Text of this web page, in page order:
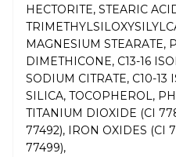
HECTORITE, STEARIC
MAGNESIUM STEARATE,
DIMETHICONE, C13-16
SODIUM CITRATE, C10-13
SILICA, TOCOPHEROL,
TITANIUM DIOXIDE (CI
77492), IRON OXIDES (CI
77499),